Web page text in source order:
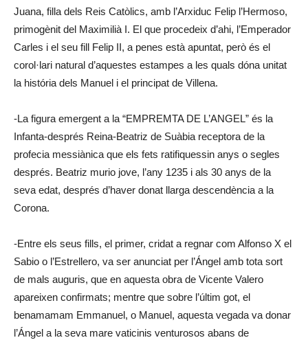
Juana, filla dels Reis Catòlics, amb l’Arxiduc Felip l’Hermoso,
primogènit del Maximilià I. El que procedeix d’ahi, l’Emperador
Carles i el seu fill Felip II, a penes està apuntat, però és el
corol·lari natural d’aquestes estampes a les quals dóna unitat
la história dels Manuel i el principat de Villena.
-La figura emergent a la “EMPREMTA DE L’ANGEL” és la
Infanta-després Reina-Beatriz de Suàbia receptora de la
profecia messiànica que els fets ratifiquessin anys o segles
després. Beatriz murio jove, l’any 1235 i als 30 anys de la
seva edat, després d’haver donat llarga descendència a la
Corona.
-Entre els seus fills, el primer, cridat a regnar com Alfonso X el
Sabio o l’Estrellero, va ser anunciat per l’Ángel amb tota sort
de mals auguris, que en aquesta obra de Vicente Valero
apareixen confirmats; mentre que sobre l’últim got, el
benamamam Emmanuel, o Manuel, aquesta vegada va donar
l’Ángel a la seva mare vaticinis venturosos abans de